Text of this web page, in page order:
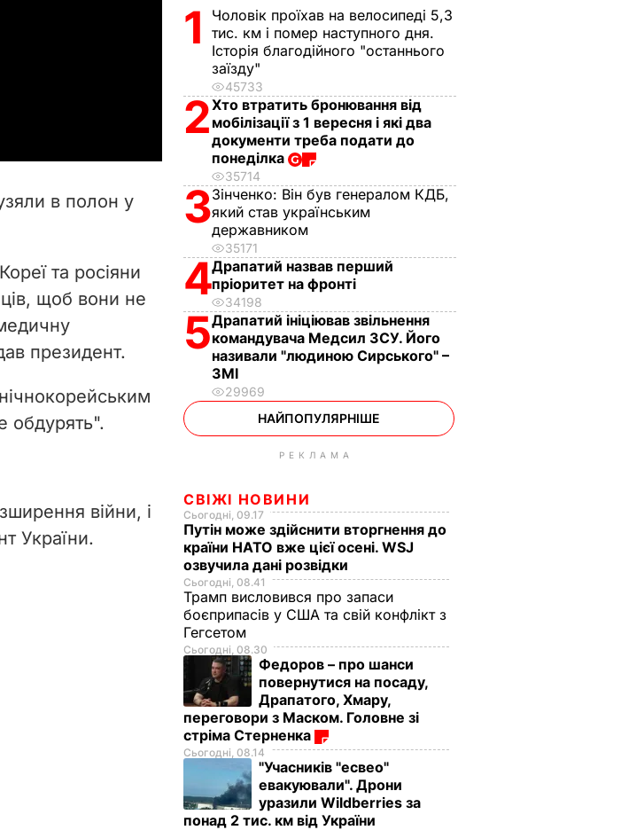
в полон у
та росіяни
щоб вони не
президент.
обдурять".
війни, і
України.
1
Чоловік проїхав на велосипеді 5,3
тис. км і помер наступного дня.
Історія благодійного "останнього
заїзду"
45733
2Хто втратить бронювання від
мобілізації з 1 вересня і які два
документи треба подати до
понеділка
35714
3Зінченко: Він був генералом КДБ,
який став українським
державником
35171
4Драпатий назвав перший
пріоритет на фронті
34198
5Драпатий ініціював звільнення
командувача Медсил ЗСУ. Його
називали "людиною Сирського" –
ЗМІ
29969
НАЙПОПУЛЯРНІШЕ
РЕКЛАМА
СВІЖІ НОВИНИ
Сьогодні, 09.17
Путін може здійснити вторгнення до
країни НАТО вже цієї осені. WSJ
озвучила дані розвідки
Сьогодні, 08.41
Трамп висловився про запаси
боєприпасів у США та свій конфлікт з
Гегсетом
Сьогодні, 08.30
Федоров – про шанси
повернутися на посаду,
Драпатого, Хмару,
переговори з Маском. Головне зі
стріма Стерненка
Сьогодні, 08.14
"Учасників "есвео"
евакуювали". Дрони
уразили Wildberries за
понад 2 тис. км від України